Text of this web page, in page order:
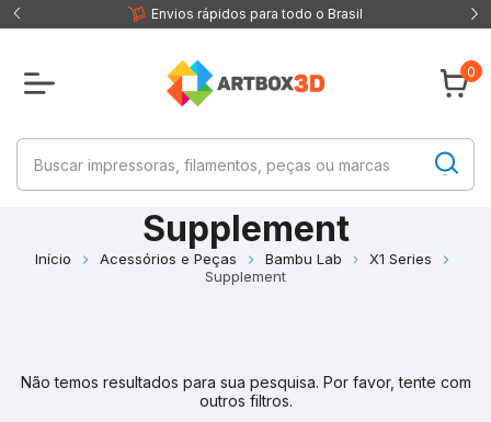
Envios rápidos para todo o Brasil
0
Supplement
Início Acessórios e Peças Bambu Lab
X1 Series
Supplement
Não temos resultados para sua pesquisa. Por favor, tente com
outros filtros.